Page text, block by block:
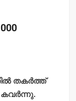
തകര്‍ത്ത്